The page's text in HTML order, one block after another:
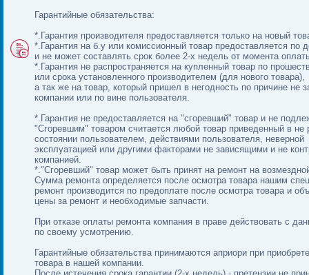
Гарантийные обязательства:
*.Гарантия производителя предоставляется только на новый
*.Гарантия на б.у или комиссионный товар предоставляется по
и не может составлять срок более 2-х недель от момента
*.Гарантия не распространяется на купленный товар по
или срока установленного производителем (для нового товара),
а так же на товар, который пришел в негодность по причине не
компании или по вине пользователя.
*.Гарантия не предоставляется на "сгоревший" товар и не
"Сгоревшим" товаром считается любой товар приведенный в не
состоянии пользователем, действиями пользователя, неверной
эксплуатацией или другими факторами не зависящими и не
компанией.
*."Сгоревший" товар может быть принят на ремонт на
Сумма ремонта определяется после осмотра товара нашим
ремонт производится по предоплате после осмотра товара и
цены за ремонт и необходимые запчасти.
При отказе оплаты ремонта компания в праве действовать с
по своему усмотрению.
Гарантийные обязательства принимаются априори при
товара в нашей компании.